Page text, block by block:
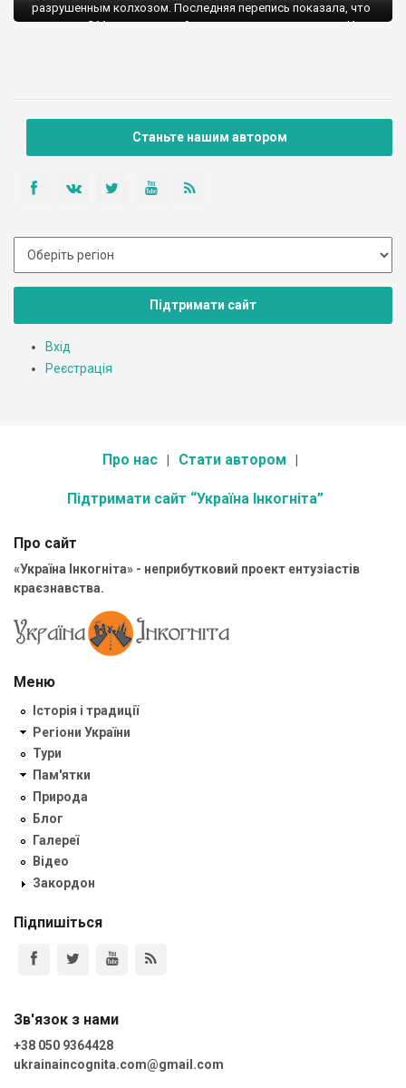
разрушенным колхозом. Последняя перепись показала, что
жило там 211 человек, а сейчас, наверное, еще меньше. И
что захоронены там ятвяги. Больше всего удивляет, что
жили ятвяги далеко на севере (территория современных
таких курганов не обнаружено.
Станьте нашим автором
Підтримати сайт
Вхід
Реєстрація
Про нас Стати автором
Підтримати сайт “Україна Інкогніта”
Про сайт
«Україна Інкогніта» - неприбутковий проект ентузіастів
краєзнавства.
Меню
Історія і традиції
Регіони України
Тури
Пам'ятки
Природа
Блог
Галереї
Відео
Закордон
Підпишіться
Зв'язок з нами
+38 050 9364428
ukrainaincognita.com@gmail.com